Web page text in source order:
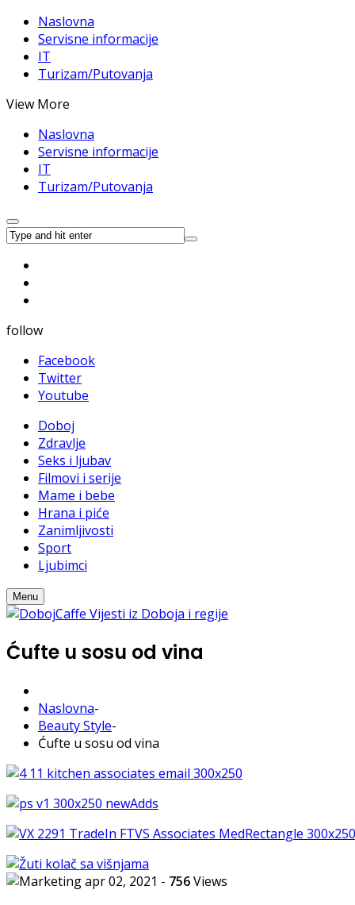
Naslovna
Servisne informacije
IT
Turizam/Putovanja
View More
Naslovna
Servisne informacije
IT
Turizam/Putovanja
follow
Facebook
Twitter
Youtube
Doboj
Zdravlje
Seks i ljubav
Filmovi i serije
Mame i bebe
Hrana i piće
Zanimljivosti
Sport
Ljubimci
Menu
Ćufte u sosu od vina
Naslovna-
Beauty Style-
Ćufte u sosu od vina
apr 02, 2021 - 756Views